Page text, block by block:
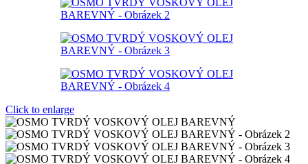
Click to enlarge